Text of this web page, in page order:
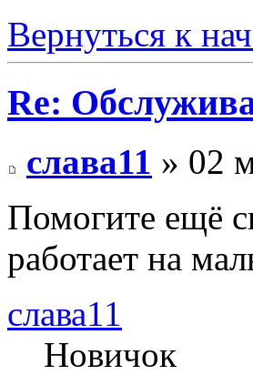
Вернуться к
Re:
слава11 » 02
Помогите ещё
работает на
слава11
Новичок